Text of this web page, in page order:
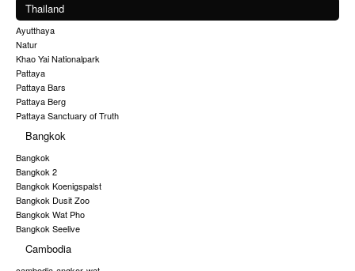
Thailand
Ayutthaya
Natur
Khao Yai Nationalpark
Pattaya
Pattaya Bars
Pattaya Berg
Pattaya Sanctuary of Truth
Bangkok
Bangkok
Bangkok 2
Bangkok Koenigspalst
Bangkok Dusit Zoo
Bangkok Wat Pho
Bangkok Seelive
Cambodia